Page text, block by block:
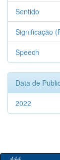
Sentido
Significação
Speech
Data de
2022